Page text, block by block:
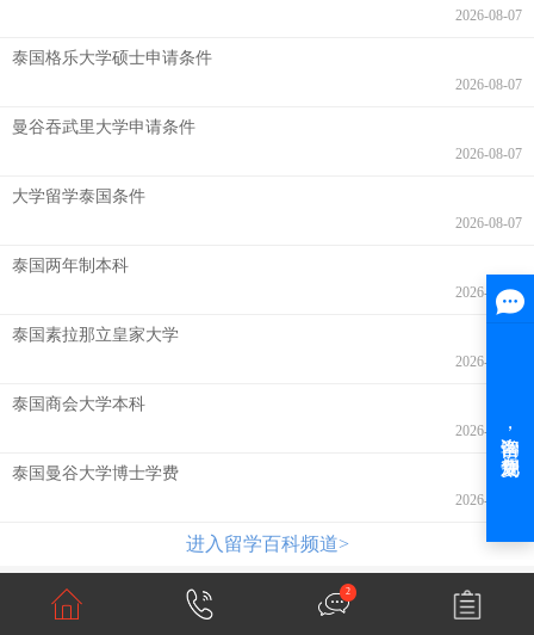
2026-08-07
泰国格乐大学硕士申请条件
2026-08-07
曼谷吞武里大学申请条件
2026-08-07
大学留学泰国条件
2026-08-07
泰国两年制本科
2026-08-07
泰国素拉那立皇家大学
2026-08-07
泰国商会大学本科
2026-08-06
泰国曼谷大学博士学费
2026-08-06
进入留学百科频道>
2